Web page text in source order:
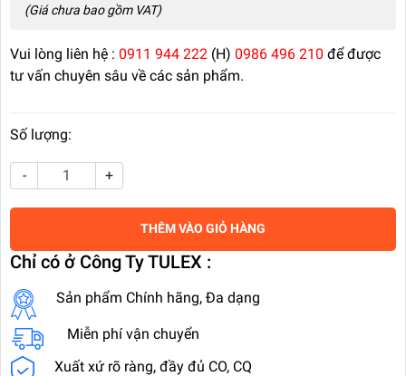
(Giá chưa bao gồm VAT)
Vui lòng liên hệ : 0911 944 222 (H) 0986 496 210 để được
tư vấn chuyên sâu về các sản phẩm.
Số lượng:
- +
THÊM VÀO GIỎ HÀNG
Chỉ có ở Công Ty TULEX :
Sản phẩm Chính hãng, Đa dạng
Miễn phí vận chuyển
Xuất xứ rõ ràng, đầy đủ CO, CQ